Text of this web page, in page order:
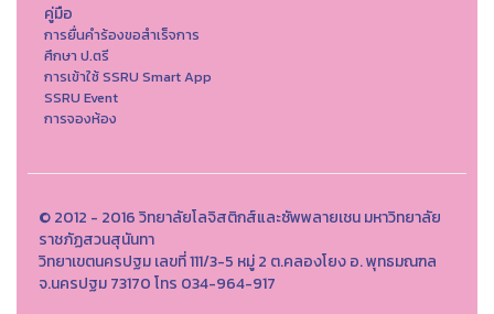
คู่มือ
การยื่นคำร้องขอสำเร็จการ
ศึกษา ป.ตรี
การเข้าใช้ SSRU Smart App
SSRU Event
การจองห้อง
© 2012 - 2016 วิทยาลัยโลจิสติกส์และซัพพลายเชน มหาวิทยาลัย
ราชภัฏสวนสุนันทา
วิทยาเขตนครปฐม เลขที่ 111/3-5 หมู่ 2 ต.คลองโยง อ. พุทธมณฑล
จ.นครปฐม 73170 โทร 034-964-917